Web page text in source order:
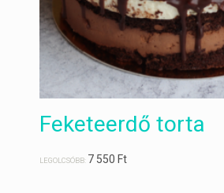
Feketeerdő torta
LEGOLCSÓBB: 7 550Ft